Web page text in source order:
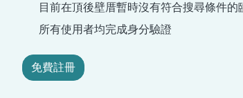
目前在頂後壁厝暫時沒有符合搜尋條件的
所有使用者均完成身分驗證
免費註冊